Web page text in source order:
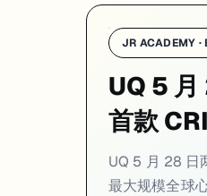
01. UQ 参与《柳叶刀》
：UQ 与 IHME 等机构联合
UQ 联合美国 Institute for Health
研究覆盖 204 个国家和地区、25 个
对正在申请或就读 UQ 的学生来说
UQ News · 2026-05
JR ACADEMY ·
UQ 5
首款
UQ 5 月 28 日
最大规模全球